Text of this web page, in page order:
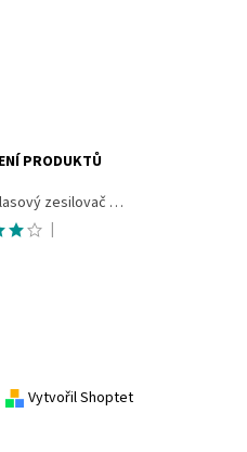
PRODUKTŮ
Mane vlasový zesilovač 200ml sprej pro okamžité zahuštění vlasů
|
Vytvořil Shoptet